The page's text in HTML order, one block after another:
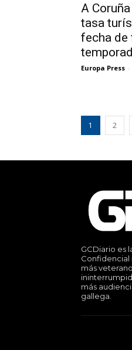
A
tasa
fecha de
Europa Press -
1 2
GCDiario es
Confidencial
más
más
gallega.